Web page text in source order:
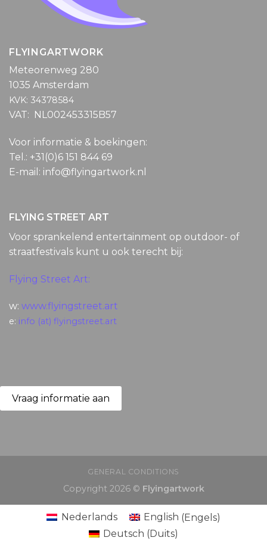
FLYINGARTWORK
Meteorenweg 280
1035 Amsterdam
KVK: 34378584
VAT: NL002453315B57
Voor informatie & boekingen:
Tel.: +31(0)6 151 844 69
E-mail: info@flyingartwork.nl
FLYING STREET ART
Voor sprankelend entertainment op outdoor- of
straatfestivals kunt u ook terecht bij:
Flying Street Art:
w: www.flyingstreet.art
e: info (at) flyingstreet.art
Vraag informatie aan
GENERAL CONDITIONS
Copyright 2026 © Flyingartwork
Nederlands English (Engels)
Deutsch (Duits)